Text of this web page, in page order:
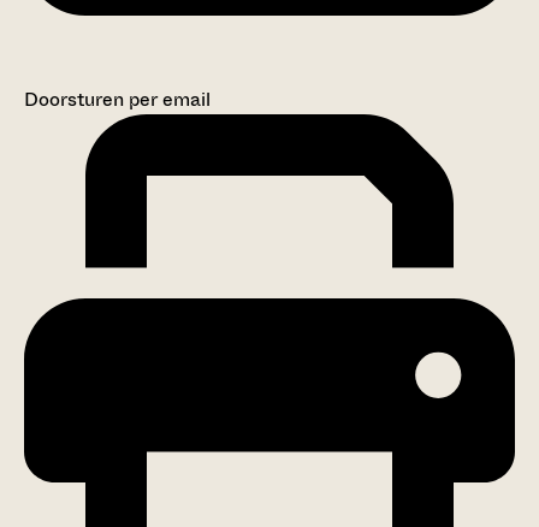
Doorsturen per email